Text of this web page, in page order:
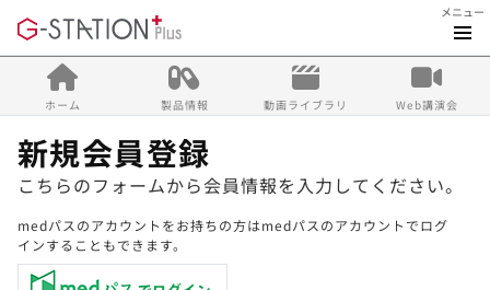
メニュー
ホーム 製品情報 動画ライブラリ Web講演会
新規会員登録
こちらのフォームから会員情報を入力してください。
medパスのアカウントをお持ちの方はmedパスのアカウントでログ
インすることもできます。